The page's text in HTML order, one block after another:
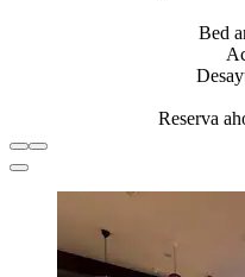
Bed
Reserva